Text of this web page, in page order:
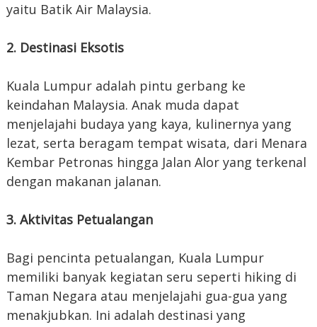
yaitu Batik Air Malaysia.
2. Destinasi Eksotis
Kuala Lumpur adalah pintu gerbang ke
keindahan Malaysia. Anak muda dapat
menjelajahi budaya yang kaya, kulinernya yang
lezat, serta beragam tempat wisata, dari Menara
Kembar Petronas hingga Jalan Alor yang terkenal
dengan makanan jalanan.
3. Aktivitas Petualangan
Bagi pencinta petualangan, Kuala Lumpur
memiliki banyak kegiatan seru seperti hiking di
Taman Negara atau menjelajahi gua-gua yang
menakjubkan. Ini adalah destinasi yang